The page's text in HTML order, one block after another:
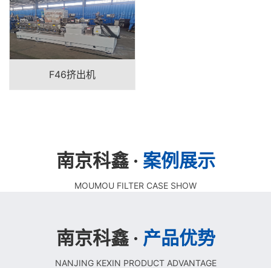
F46挤出机
南京科鑫 · 案例展示
MOUMOU FILTER CASE SHOW
南京科鑫 · 产品优势
NANJING KEXIN PRODUCT ADVANTAGE